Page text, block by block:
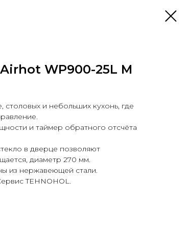
WP900-25L M
и небольших кухонь, где
и таймер обратного отсчёта
в дверце позволяют
диаметр 270 мм.
из нержавеющей стали.
TEHNOHOL.